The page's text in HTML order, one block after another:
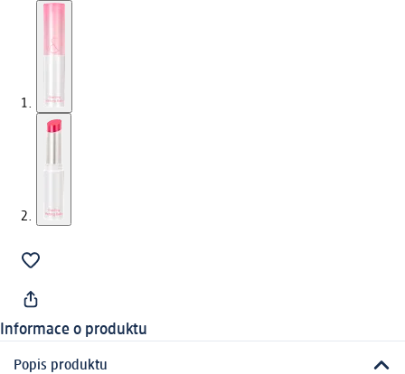
Informace o produktu
Popis produktu